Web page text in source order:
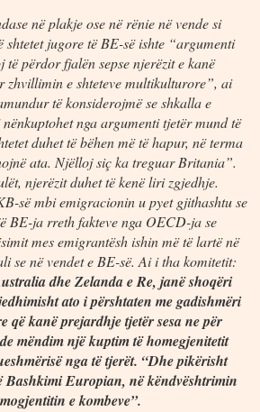
në plakje ose në rënie në vende si
shtetet jugore të BE-së ishte “argumenti
përdor fjalën sepse njerëzit e kanë
e shteteve multikulturore”, ai
të konsiderojmë se shkalla e
nga argumenti tjetër mund të
duhet të bëhen më të hapur, në terma
ata. Njëlloj siç ka treguar Britania”.
njerëzit duhet të kenë liri zgjedhje.
së mbi emigracionin u pyet gjithashtu se
BE-ja rreth fakteve nga OECD-ja se
mes emigrantësh ishin më të lartë në
se në vendet e BE-së. Ai i tha komitetit:
dhe Zelanda e Re, janë shoqëri
ato i përshtaten me gadishmëri
që kanë prejardhje tjetër sesa ne për
mëndim një kuptim të homegjenitetit
nga të tjerët. “Dhe pikërisht
Bashkimi Europian, në këndvështrimin
e kombeve”.